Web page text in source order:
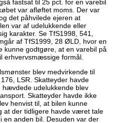
fastsat til 25 pct. for en varebil
var afløftet moms. Der var
det påhvilede ejeren at
var af udelukkende eller
karakter. Se TfS1998, 541,
af TfS1999, 28 ØLD, hvor en
kunne godtgøre, at en varebil på
erhvervsmæssige formål.
blev medvirkende til
LSR. Skatteyder havde
hævdede udelukkende blev
Skatteyder havde ikke
henvist til, at bilen kunne
at der tidligere havde været tale
en anden bil. Desuden var der